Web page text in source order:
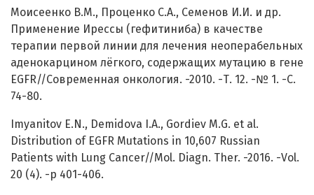
Моисеенко В.М., Проценко С.А., Семенов И.И. и др.
Применение Ирессы (гефитиниба) в качестве
терапии первой линии для лечения неоперабельных
аденокарцином лёгкого, содержащих мутацию в гене
EGFR//Современная онкология. -2010. -Т. 12. -№ 1. -С.
74-80.
Imyanitov E.N., Demidova I.A., Gordiev M.G. et al.
Distribution of EGFR Mutations in 10,607 Russian
Patients with Lung Cancer//Mol. Diagn. Ther. -2016. -Vol.
20 (4). -p 401-406.